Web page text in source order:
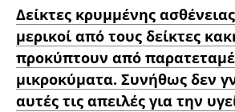
Δείκτες κρυμμένης
μερικοί από τους δείκτες
προκύπτουν από
μικροκύματα. Συνήθως δεν
αυτές τις απειλές για την